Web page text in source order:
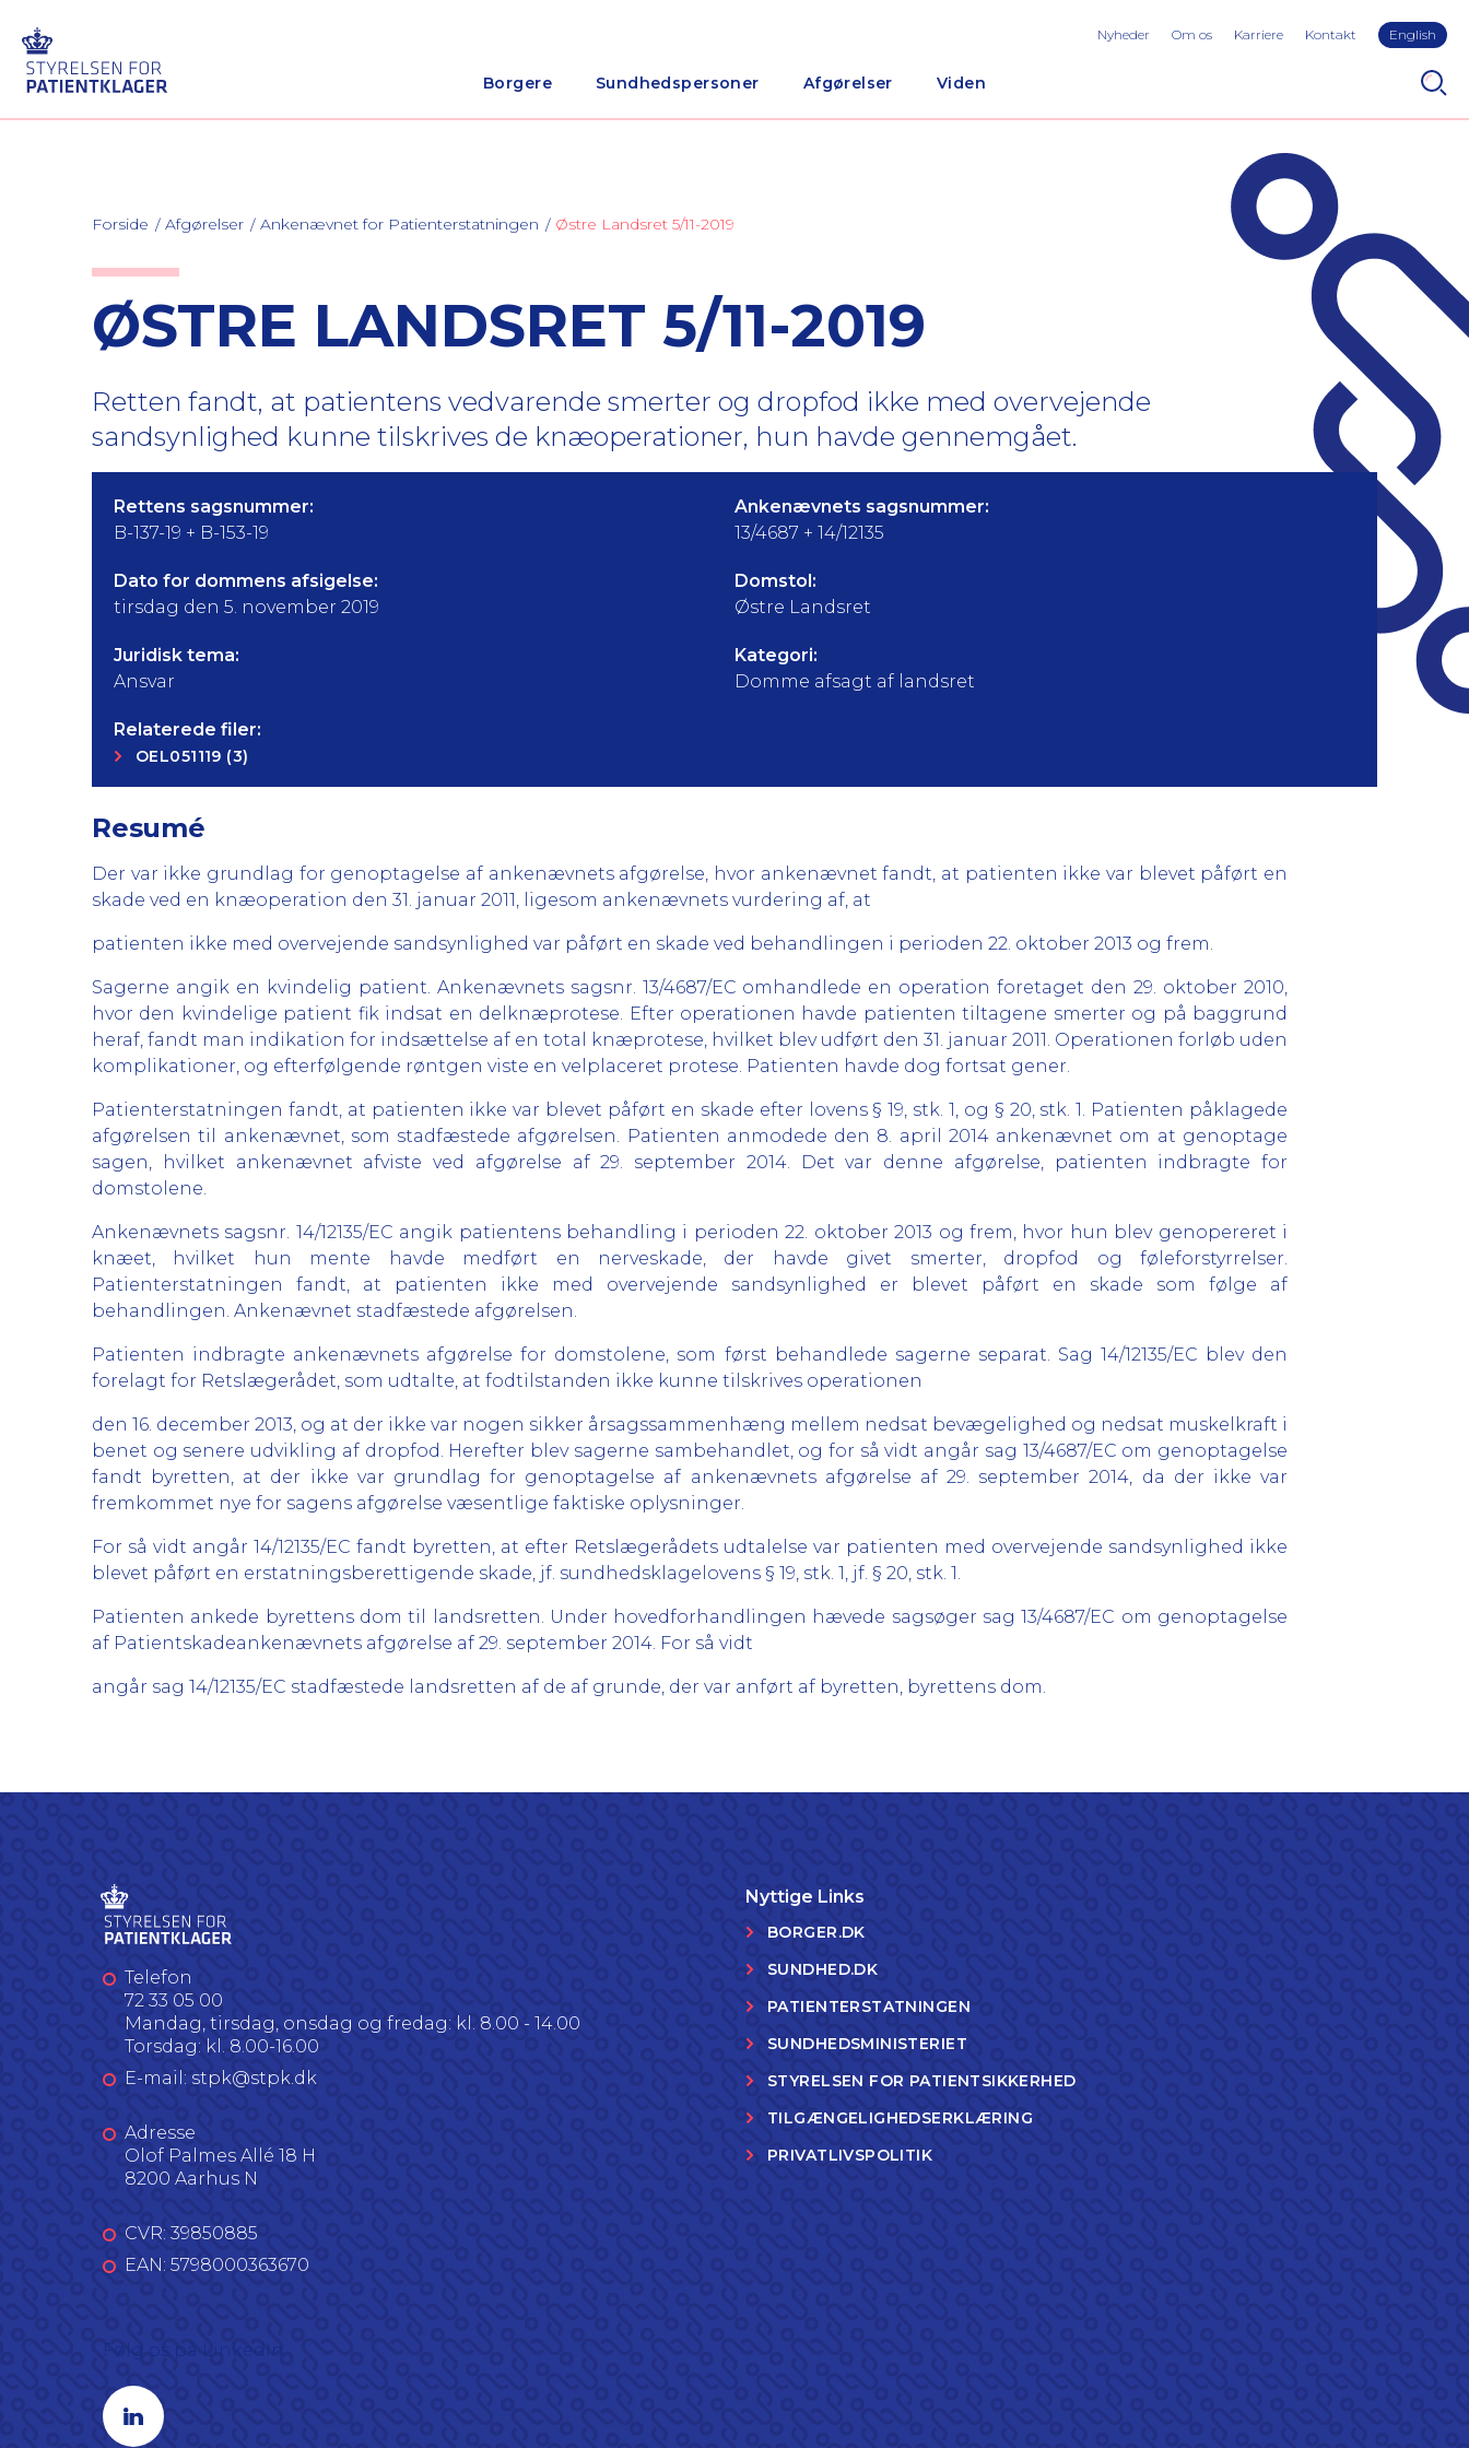
Borgere Sundhedspersoner Afgørelser Viden
Nyheder Om os Karriere Kontakt English
Forside Afgørelser Ankenævnet for Patienterstatningen Østre Landsret 5/11-2019
ØSTRE LANDSRET 5/11-2019
Retten fandt, at patientens vedvarende smerter og dropfod ikke med overvejende
sandsynlighed kunne tilskrives de knæoperationer, hun havde gennemgået.
Rettens sagsnummer:
B-137-19 + B-153-19
Ankenævnets sagsnummer:
13/4687 + 14/12135
Dato for dommens afsigelse:
tirsdag den 5. november 2019
Domstol:
Østre Landsret
Juridisk tema:
Ansvar
Kategori:
Domme afsagt af landsret
Relaterede filer:
OEL051119 (3)
Resumé
Der var ikke grundlag for genoptagelse af ankenævnets afgørelse, hvor ankenævnet fandt, at patienten ikke var blevet påført en
skade ved en knæoperation den 31. januar 2011, ligesom ankenævnets vurdering af, at
patienten ikke med overvejende sandsynlighed var påført en skade ved behandlingen i perioden 22. oktober 2013 og frem.
Sagerne angik en kvindelig patient. Ankenævnets sagsnr. 13/4687/EC omhandlede en operation foretaget den 29. oktober 2010,
hvor den kvindelige patient fik indsat en delknæprotese. Efter operationen havde patienten tiltagene smerter og på baggrund
heraf, fandt man indikation for indsættelse af en total knæprotese, hvilket blev udført den 31. januar 2011. Operationen forløb uden
komplikationer, og efterfølgende røntgen viste en velplaceret protese. Patienten havde dog fortsat gener.
Patienterstatningen fandt, at patienten ikke var blevet påført en skade efter lovens § 19, stk. 1, og § 20, stk. 1. Patienten påklagede
afgørelsen til ankenævnet, som stadfæstede afgørelsen. Patienten anmodede den 8. april 2014 ankenævnet om at genoptage
sagen, hvilket ankenævnet afviste ved afgørelse af 29. september 2014. Det var denne afgørelse, patienten indbragte for
domstolene.
Ankenævnets sagsnr. 14/12135/EC angik patientens behandling i perioden 22. oktober 2013 og frem, hvor hun blev genopereret i
knæet, hvilket hun mente havde medført en nerveskade, der havde givet smerter, dropfod og føleforstyrrelser.
Patienterstatningen fandt, at patienten ikke med overvejende sandsynlighed er blevet påført en skade som følge af
behandlingen. Ankenævnet stadfæstede afgørelsen.
Patienten indbragte ankenævnets afgørelse for domstolene, som først behandlede sagerne separat. Sag 14/12135/EC blev den
forelagt for Retslægerådet, som udtalte, at fodtilstanden ikke kunne tilskrives operationen
den 16. december 2013, og at der ikke var nogen sikker årsagssammenhæng mellem nedsat bevægelighed og nedsat muskelkraft i
benet og senere udvikling af dropfod. Herefter blev sagerne sambehandlet, og for så vidt angår sag 13/4687/EC om genoptagelse
fandt byretten, at der ikke var grundlag for genoptagelse af ankenævnets afgørelse af 29. september 2014, da der ikke var
fremkommet nye for sagens afgørelse væsentlige faktiske oplysninger.
For så vidt angår 14/12135/EC fandt byretten, at efter Retslægerådets udtalelse var patienten med overvejende sandsynlighed ikke
blevet påført en erstatningsberettigende skade, jf. sundhedsklagelovens § 19, stk. 1, jf. § 20, stk. 1.
Patienten ankede byrettens dom til landsretten. Under hovedforhandlingen hævede sagsøger sag 13/4687/EC om genoptagelse
af Patientskadeankenævnets afgørelse af 29. september 2014. For så vidt
angår sag 14/12135/EC stadfæstede landsretten af de af grunde, der var anført af byretten, byrettens dom.
Telefon
72 33 05 00
Mandag, tirsdag, onsdag og fredag: kl. 8.00 - 14.00
Torsdag: kl. 8.00-16.00
E-mail: stpk@stpk.dk
Adresse
Olof Palmes Allé 18 H
8200 Aarhus N
CVR: 39850885
EAN: 5798000363670
Linkedin profil
Nyttige Links
BORGER.DK
SUNDHED.DK
PATIENTERSTATNINGEN
SUNDHEDSMINISTERIET
STYRELSEN FOR PATIENTSIKKERHED
TILGÆNGELIGHEDSERKLÆRING
PRIVATLIVSPOLITIK